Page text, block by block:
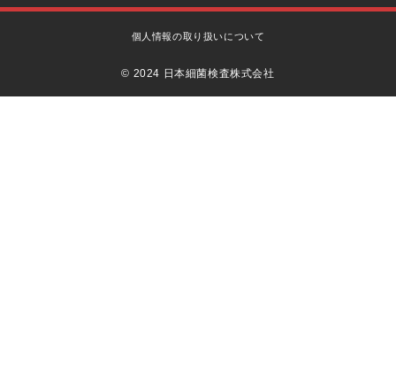
© 2024 日本細菌検査株式会社
個人情報の取り扱いについて